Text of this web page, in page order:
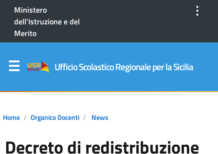
Ministero
dell'Istruzione e del
Merito
⋮
Ufficio Scolastico Regionale per la Sicilia
Home Organico Docenti News
Decreto di redistribuzione